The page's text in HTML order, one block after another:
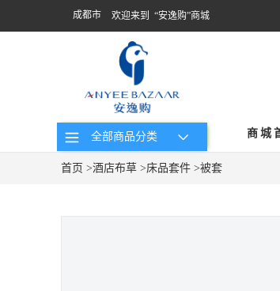
成都市 欢迎来到 “安逸购”商城
全部商品分类 商城
首页 >酒店布草 >床品套件 >被套